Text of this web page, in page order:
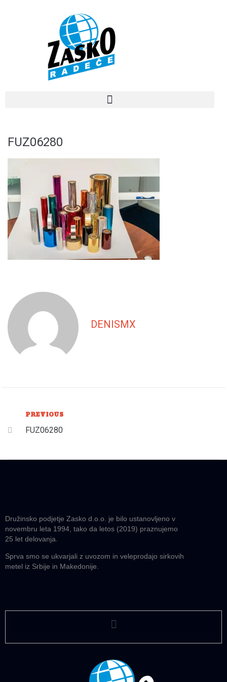
FUZ06280
DENISMX
PREVIOUS
FUZ06280
Družinsko podjetje Zasko d.o.o. je bilo ustanovljeno v
novembru leta 1994, tako da letos (2019) praznujemo
25 let delovanja.
Sprva smo se ukvarjali z uvozom in veleprodajo sirkovih
metel iz Srbije in Makedonije.